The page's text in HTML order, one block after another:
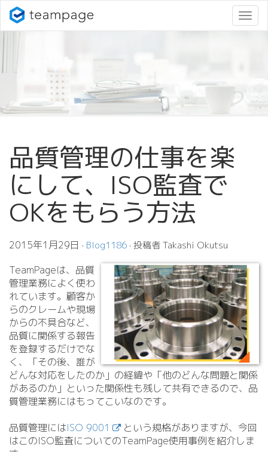
ナ
ビ
品質管理の仕事を楽
にして、ISO監査で
OKをもらう方法
2015年1月29日 · Blog1186 · 投稿者 Takashi Okutsu
TeamPageは、品質
管理業務によく使わ
れています。顧客か
らのクレームや現場
からの不具合など、
品質に関係する報告
を登録するだけでな
く、「その後、誰が
どんな対応をしたのか」の経緯や「他のどんな問題と関係
があるのか」といった関係性も残して共有できるので、品
質管理業務にはもってこいなのです。
品質管理にはISO 9001
という規格がありますが、今回
はこのISO監査についてのTeamPage使用事例を紹介しま